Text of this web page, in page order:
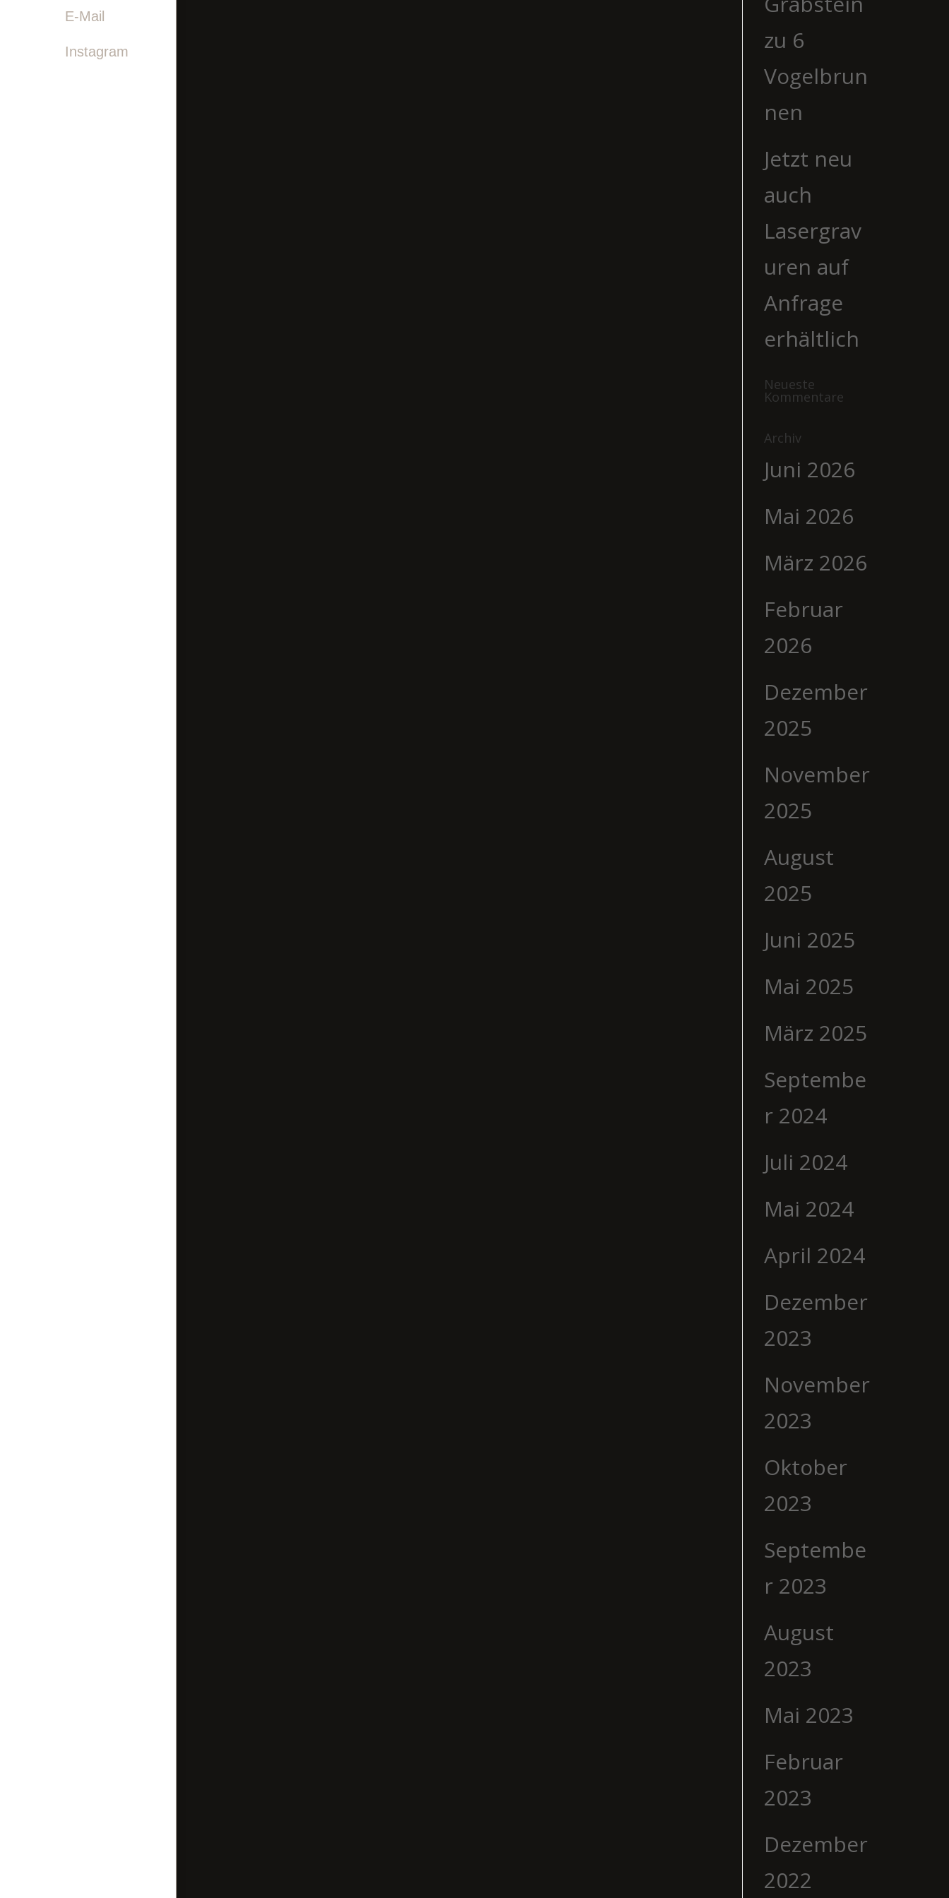
E-Mail
Instagram
zu 6
Vogelbrun
nen
Jetzt neu
auch
Lasergrav
uren auf
Anfrage
erhältlich
Neueste
Kommentare
Archiv
Juni 2026
Mai 2026
März 2026
Februar
2026
Dezember
2025
November
2025
August
2025
Juni 2025
Mai 2025
März 2025
Septembe
r 2024
Juli 2024
Mai 2024
April 2024
Dezember
2023
November
2023
Oktober
2023
Septembe
r 2023
August
2023
Mai 2023
Februar
2023
Dezember
2022